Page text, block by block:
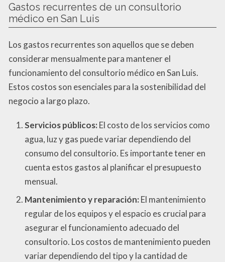
Gastos recurrentes de un consultorio
médico en San Luis
Los gastos recurrentes son aquellos que se deben
considerar mensualmente para mantener el
funcionamiento del consultorio médico en San Luis.
Estos costos son esenciales para la sostenibilidad del
negocio a largo plazo.
Servicios públicos: El costo de los servicios como
agua, luz y gas puede variar dependiendo del
consumo del consultorio. Es importante tener en
cuenta estos gastos al planificar el presupuesto
mensual.
Mantenimiento y reparación: El mantenimiento
regular de los equipos y el espacio es crucial para
asegurar el funcionamiento adecuado del
consultorio. Los costos de mantenimiento pueden
variar dependiendo del tipo y la cantidad de